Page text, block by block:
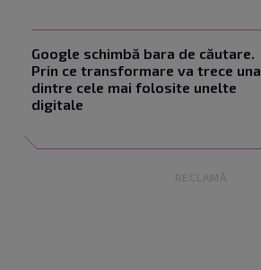
Google schimbă bara de căutare.
Prin ce transformare va trece una
dintre cele mai folosite unelte
digitale
RECLAMĂ